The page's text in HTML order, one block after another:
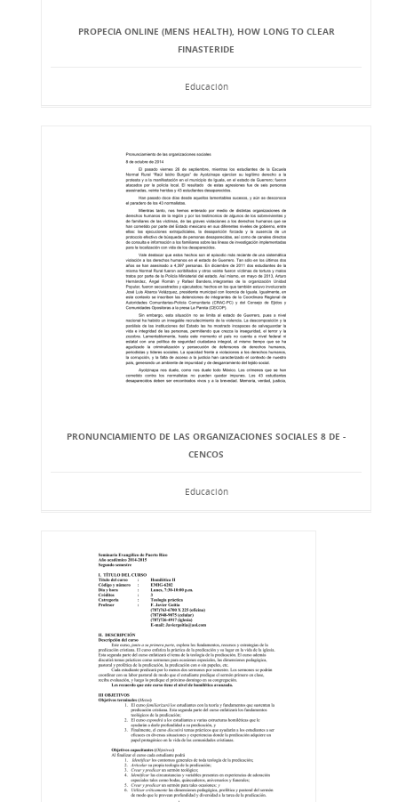
PROPECIA ONLINE (MENS HEALTH), HOW LONG TO CLEAR
FINASTERIDE
Educación
PRONUNCIAMIENTO DE LAS ORGANIZACIONES SOCIALES 8 DE -
CENCOS
Educación